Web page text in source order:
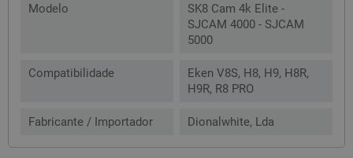
Modelo
SK8 Cam 4k Elite -
SJCAM 4000 - SJCAM
5000
Compatibilidade
Eken V8S, H8, H9, H8R,
H9R, R8 PRO
Fabricante / Importador Dionalwhite, Lda